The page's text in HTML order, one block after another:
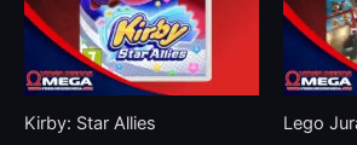
Kirby: Star Allies Lego